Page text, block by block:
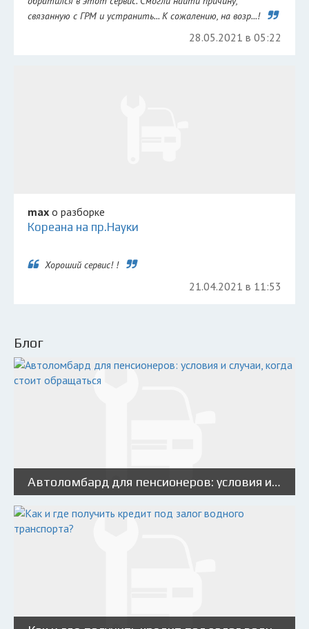
связанную с ГРМ и устранить... К сожалению, на возр...!
28.05.2021 в 05:22
max о разборке
Кореана на пр.Науки
Хороший сервис! !
21.04.2021 в 11:53
Блог
Автоломбард для пенсионеров: условия и случаи, когда стоит обращаться